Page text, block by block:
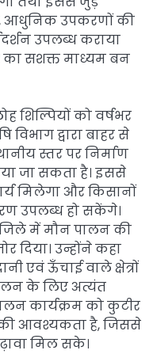
आधुनिक उपकरणों की
उपलब्ध कराया
का सशक्त माध्यम बन
शिल्पियों को वर्षभर
द्वारा बाहर से
स्तर पर निर्माण
जा सकता है। इससे
मिलेगा और किसानों
उपलब्ध हो सकेंगे।
में मौन पालन की
दिया। उन्होंने कहा
एवं ऊँचाई वाले क्षेत्रों
के लिए अत्यंत
कार्यक्रम को कुटीर
आवश्यकता है, जिससे
मिल सके।